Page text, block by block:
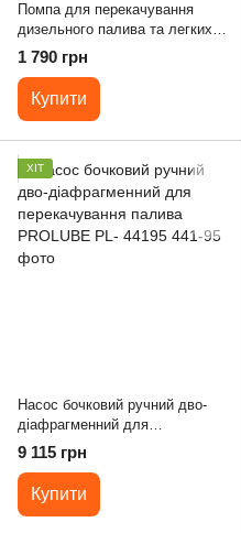
Помпа для перекачування
дизельного палива та легких
масел TS32
1 790 грн
Купити
ХІТ
Насос бочковий ручний дво-
діафрагменний для
перекачування палива
PROLUBE PL- 44195
9 115 грн
Купити